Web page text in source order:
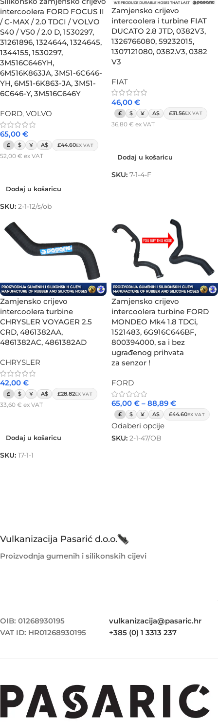
intercoolera FORD FOCUS II
/ C-MAX / 2.0 TDCI / VOLVO
S40 / V50 / 2.0 D, 1530297,
31261896, 1324644, 1324645,
1344155, 1530297,
3M516C646YH,
6M516K863JA, 3M51-6C646-
YH, 6M51-6K863-JA, 3M51-
6C646-Y, 3M516C646Y
FORD, VOLVO
65,00 €
£ $ ¥ A$ £44.60EX VAT
52,00 € ex VAT
Dodaj u košaricu
SKU: 2-1-12/s/ob
Zamjensko crijevo
intercoolera i turbine FIAT
DUCATO 2.8 JTD, 0382V3,
1326766080, 59232015,
1307121080, 0382.V3, 0382
V3
FIAT
46,00 €
£ $ ¥ A$ £31.56EX VAT
36,80 € ex VAT
Dodaj u košaricu
SKU: 7-1-4-F
Zamjensko crijevo
intercoolera turbine
CHRYSLER VOYAGER 2.5
CRD, 4861382AA,
4861382AC, 4861382AD
CHRYSLER
42,00 €
£ $ ¥ A$ £28.82EX VAT
33,60 € ex VAT
Dodaj u košaricu
SKU: 17-1-1
Zamjensko crijevo
intercoolera turbine FORD
MONDEO Mk4 1.8 TDCi,
1521483, 6G916C646BF,
800394000, sa i bez
ugrađenog prihvata
za senzor !
FORD
65,00 € – 88,89 €
£ $ ¥ A$ £44.60EX VAT
Odaberi opcije
SKU: 2-1-47/OB
Vulkanizacija Pasarić d.o.o.
Proizvodnja gumenih i silikonskih cijevi
OIB: 01268930195
VAT ID: HR01268930195
vulkanizacija@pasaric.hr
+385 (0) 1 3313 237